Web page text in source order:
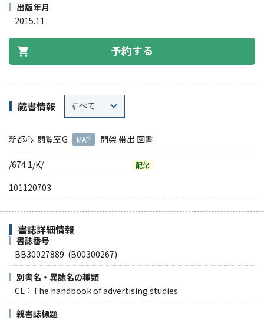
出版年月
2015.11
予約する
蔵書情報
新都心 閲覧室G MAP 開架 帯出 図書
/674.1/K/ 配架
101120703
書誌詳細情報
書誌番号
BB30027889 (B00300267)
別書名・異誌名の種類
CL：The handbook of advertising studies
親書誌標題